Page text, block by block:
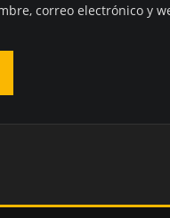
correo electrónico y